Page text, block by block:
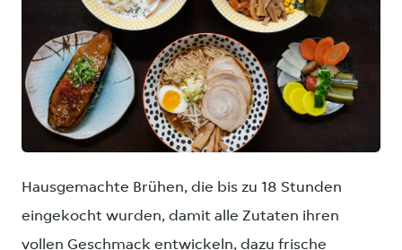
PNG
Hausgemachte Brühen, die bis zu 18 Stunden
eingekocht wurden, damit alle Zutaten ihren
vollen Geschmack entwickeln, dazu frische